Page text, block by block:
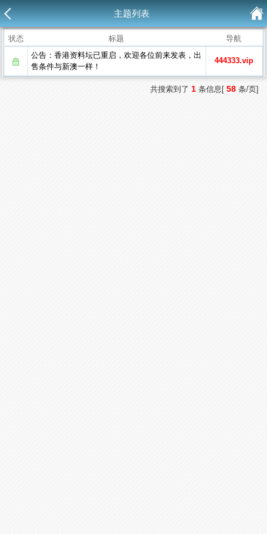
主题列表
状态 标题
导航
公告：香港资料坛已重启，欢迎各位前来发表，出
售条件与新澳一样！
444333.vip
共搜索到了 1条信息[ 58条/页]